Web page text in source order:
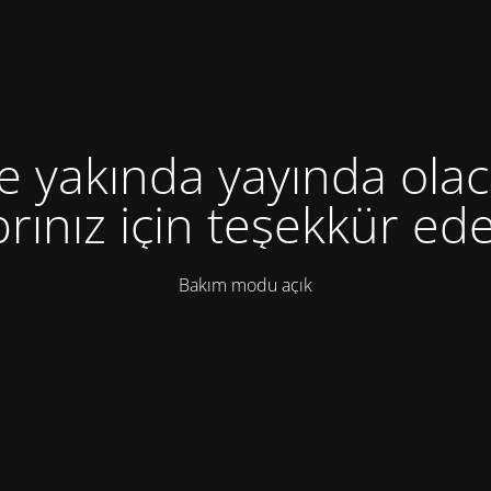
yakında yayında
için teşekkür
Bakım modu açık